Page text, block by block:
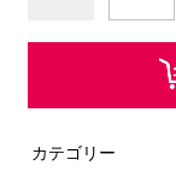
カテゴリー